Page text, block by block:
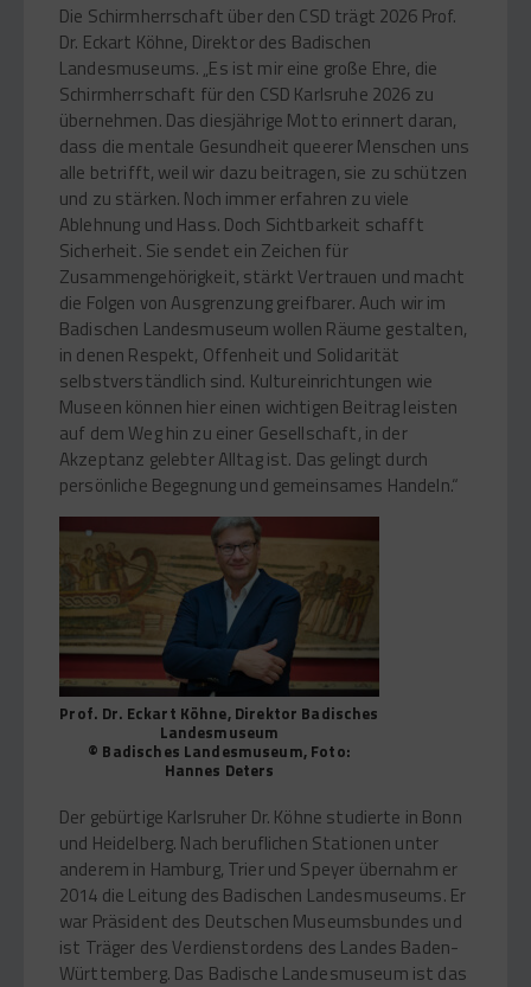
Die Schirmherrschaft über den CSD trägt 2026 Prof.
Dr. Eckart Köhne, Direktor des Badischen
Landesmuseums. „Es ist mir eine große Ehre, die
Schirmherrschaft für den CSD Karlsruhe 2026 zu
übernehmen. Das diesjährige Motto erinnert daran,
dass die mentale Gesundheit queerer Menschen uns
alle betrifft, weil wir dazu beitragen, sie zu schützen
und zu stärken. Noch immer erfahren zu viele
Ablehnung und Hass. Doch Sichtbarkeit schafft
Sicherheit. Sie sendet ein Zeichen für
Zusammengehörigkeit, stärkt Vertrauen und macht
die Folgen von Ausgrenzung greifbarer. Auch wir im
Badischen Landesmuseum wollen Räume gestalten,
in denen Respekt, Offenheit und Solidarität
selbstverständlich sind. Kultureinrichtungen wie
Museen können hier einen wichtigen Beitrag leisten
auf dem Weg hin zu einer Gesellschaft, in der
Akzeptanz gelebter Alltag ist. Das gelingt durch
persönliche Begegnung und gemeinsames Handeln.“
Prof. Dr. Eckart Köhne, Direktor Badisches
Landesmuseum
© Badisches Landesmuseum, Foto:
Hannes Deters
Der gebürtige Karlsruher Dr. Köhne studierte in Bonn
und Heidelberg. Nach beruflichen Stationen unter
anderem in Hamburg, Trier und Speyer übernahm er
2014 die Leitung des Badischen Landesmuseums. Er
war Präsident des Deutschen Museumsbundes und
ist Träger des Verdienstordens des Landes Baden-
Württemberg. Das Badische Landesmuseum ist das